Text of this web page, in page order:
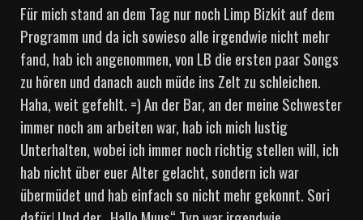
Für mich stand an dem Tag nur noch Limp Bizkit auf dem
Programm und da ich sowieso alle irgendwie nicht mehr
fand, hab ich angenommen, von LB die ersten paar Songs
zu hören und danach auch müde ins Zelt zu schleichen.
Haha, weit gefehlt. =) An der Bar, an der meine Schwester
immer noch am arbeiten war, hab ich mich lustig
Unterhalten, wobei ich immer noch richtig stellen will, ich
hab nicht über euer Alter gelacht, sondern ich war
übermüdet und hab einfach so nicht mehr gekonnt. Sori